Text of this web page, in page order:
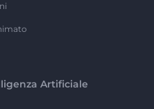
Artificiale